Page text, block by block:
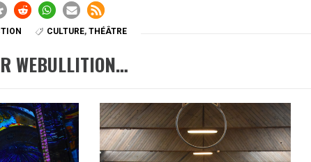
CULTURE,THÉÂTRE
WEBULLITION…